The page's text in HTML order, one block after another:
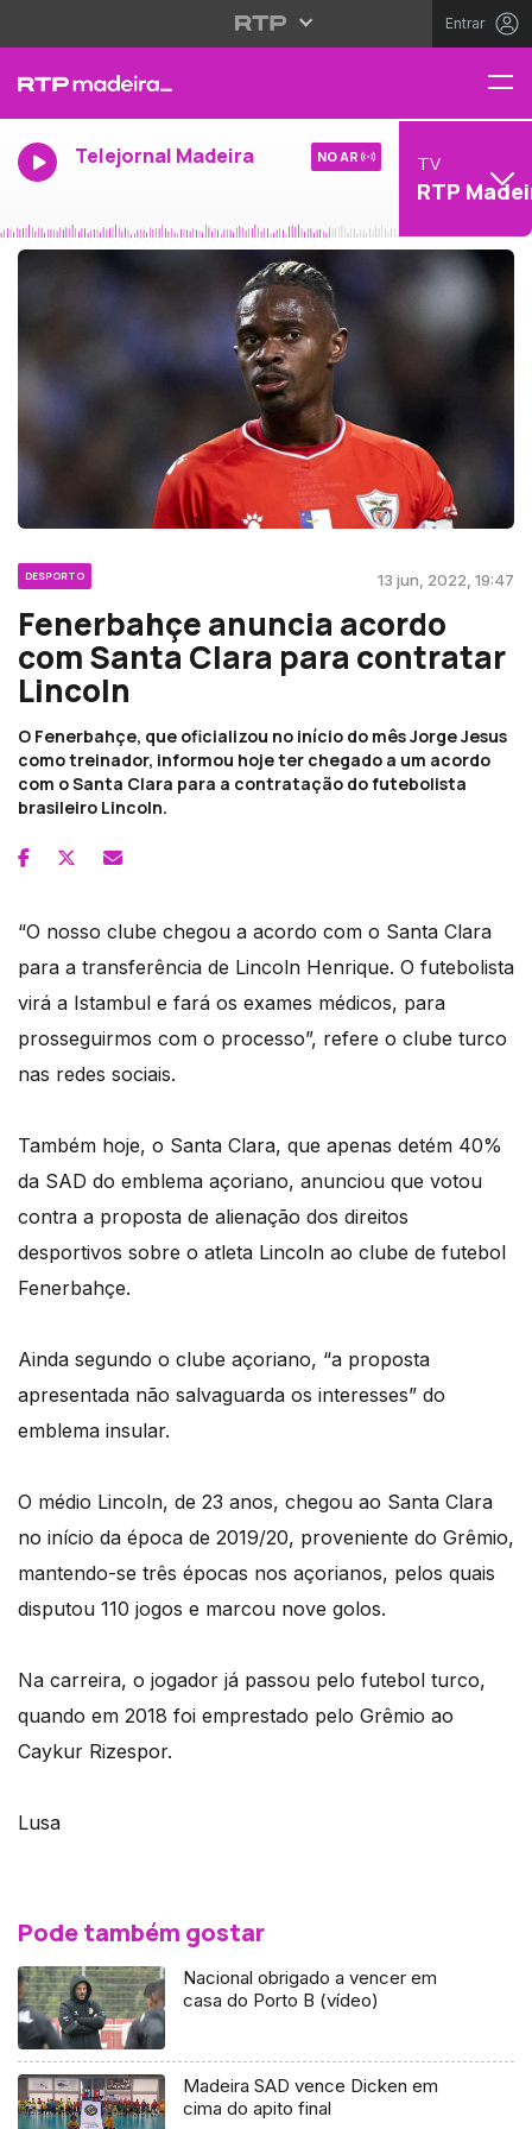
Entrar
Telejornal Madeira NO AR TV
RTP
DESPORTO 13 jun, 2022, 19:47
Fenerbahçe anuncia acordo
com Santa Clara para contratar
Lincoln
O Fenerbahçe, que oficializou no início do mês Jorge Jesus
como treinador, informou hoje ter chegado a um acordo
com o Santa Clara para a contratação do futebolista
brasileiro Lincoln.
“O nosso clube chegou a acordo com o Santa Clara
para a transferência de Lincoln Henrique. O futebolista
virá a Istambul e fará os exames médicos, para
prosseguirmos com o processo”, refere o clube turco
nas redes sociais.
Também hoje, o Santa Clara, que apenas detém 40%
da SAD do emblema açoriano, anunciou que votou
contra a proposta de alienação dos direitos
desportivos sobre o atleta Lincoln ao clube de futebol
Fenerbahçe.
Ainda segundo o clube açoriano, “a proposta
apresentada não salvaguarda os interesses” do
emblema insular.
O médio Lincoln, de 23 anos, chegou ao Santa Clara
no início da época de 2019/20, proveniente do Grêmio,
mantendo-se três épocas nos açorianos, pelos quais
disputou 110 jogos e marcou nove golos.
Na carreira, o jogador já passou pelo futebol turco,
quando em 2018 foi emprestado pelo Grêmio ao
Caykur Rizespor.
Lusa
Pode também gostar
Nacional obrigado a vencer em
casa do Porto B (vídeo)
Madeira SAD vence Dicken em
cima do apito final